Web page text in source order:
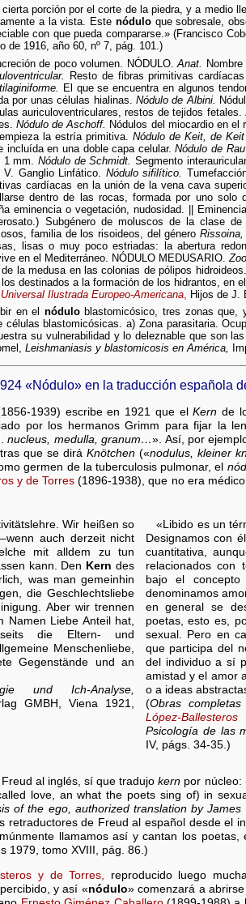
porción por el corte de la piedra, y a medio
a la vista. Este nóduloque sobresale,
con que pueda compararse.» (Francisco
de 1916, año 60, nº 7, pág. 101.)
de poco volumen. NÓDULO.Anat.
Resto de fibras primitivas
El que se encuentra en algunos
por unas células hialinas. Nódulo de Albini.
auriculoventriculares, restos de tejidos fetales.
Nódulo de Aschoff. Nódulos del miocardio en el
la estría primitiva. Nódulo de Keit, de
incluída en una doble capa celular.Nódulo de
1 mm.Nódulo de Schmidt. Segmento
V. Ganglio Linfático. Nódulo sifilítico.
cardíacas en la unión de la vena cava
dentro de las rocas, formada por uno
eminencia o vegetación, nudosidad. ||
Subgénero de moluscos de la clase
familia de los risoideos, del género Rissoina,
lisas o muy poco estriadas: la abertura
en el Mediterráneo. NÓDULO MEDUSARIO.
la medusa en las colonias de pólipos
destinados a la formación de los hidrantos, en
Ilustrada Europeo-Americana,
Hijos de J.
en el nóduloblastomicósico, tres zonas que,
células blastomicósicas. a) Zona parasitaria.
su vulnerabilidad y lo deleznable que son
Leishmaniasis y blastomicosis en América,
«Nódulo» en la traducción española
1939) escribe en 1921 que elKern de
por los hermanos Grimm para fijar la
nucleus, medulla, granum…». Así, por
que se diráKnötchen («nodulus, kleiner
germen de la tuberculosis pulmonar, el
y de Torres (1896-1938), que no era
Wir heißen so
auch derzeit nicht
mit alldem zu tun
kann. Den
Kern des
was man gemeinhin
die Geschlechtsliebe
Aber wir trennen
Namen Liebe Anteil hat,
die Eltern- und
Menschenliebe,
Gegenstände und an
und Ich-Analyse,
GMBH, Viena 1921,
«Libido es un
Designamos con
cuantitativa,
relacionados con
bajo el
denominamos
en general se
poetas, esto es,
sexual. Pero en
que participa del
del individuo a sí
amistad y el amor
o a ideas
(Obras
López-
Psicología de las
IV, págs. 34-35.)
al inglés, sí que tradujokern por núcleo:
love, an what the poets sing of) in
of the ego, authorized translation by James
retraductores de Freud al español desde el
llamamos así y cantan los
1979, tomo XVIII, pág. 86.)
y de Torres, reproducido luego
y así «nódulo» comenzará a